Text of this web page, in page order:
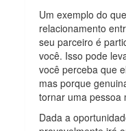
Um exemplo do
relacionamento
seu parceiro é
você. Isso pode
você perceba que
mas porque
tornar uma pessoa
Dada a